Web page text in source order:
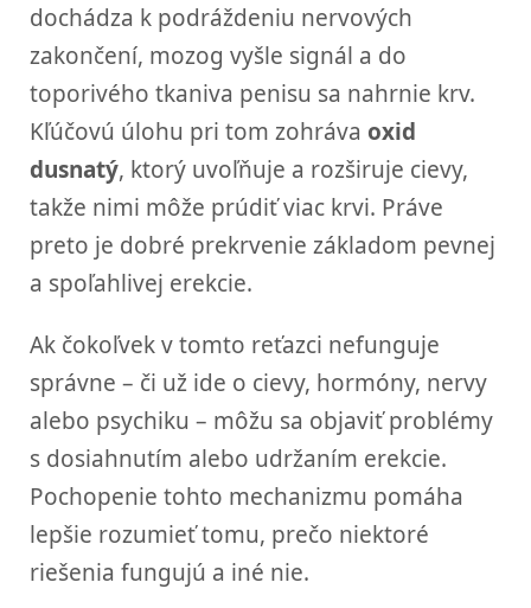
dochádza k podráždeniu nervových
zakončení, mozog vyšle signál a do
toporivého tkaniva penisu sa nahrnie krv.
Kľúčovú úlohu pri tom zohráva oxid
dusnatý, ktorý uvoľňuje a rozširuje cievy,
takže nimi môže prúdiť viac krvi. Práve
preto je dobré prekrvenie základom pevnej
a spoľahlivej erekcie.
Ak čokoľvek v tomto reťazci nefunguje
správne – či už ide o cievy, hormóny, nervy
alebo psychiku – môžu sa objaviť problémy
s dosiahnutím alebo udržaním erekcie.
Pochopenie tohto mechanizmu pomáha
lepšie rozumieť tomu, prečo niektoré
riešenia fungujú a iné nie.